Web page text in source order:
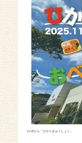
11月から「ひかりきゅうしょく」